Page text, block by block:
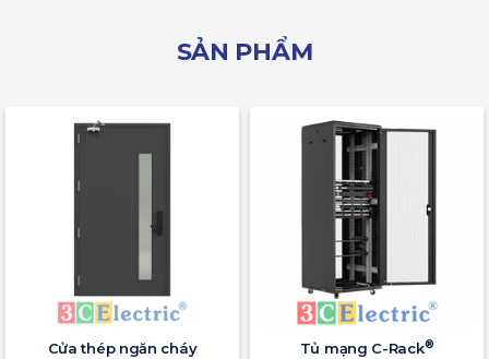
SẢN PHẨM
Cửa thép ngăn cháy Tủ mạng C-Rack®